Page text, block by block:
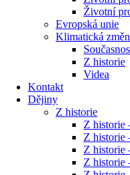
Životní
Evropská unie
Klimatická
Z historie
Videa
Kontakt
Dějiny
Z historie
Z historie
Z historie
Z historie
Z historie